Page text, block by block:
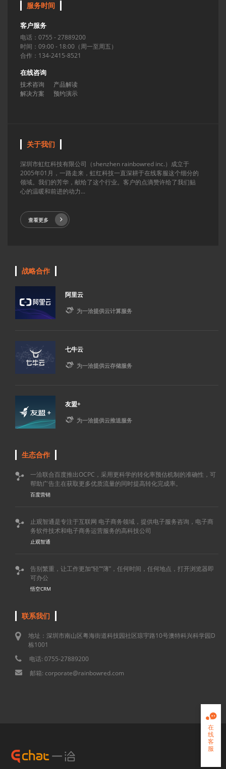
服务时间
客户服务
电话：0755 - 27889200
时间：09:00 - 18:00（周一至周五）
合作：134-2415-8521
在线咨询
技术咨询
产品解读
解决方案
预约演示
关于我们
深圳市虹红科技有限公司（shenzhen rainbowred inc.）成立于
2005年01月，一路走来，虹红科技一直深耕于在线客服这个细分的
领域。我们的芳华，献给了这个行业。客户的点滴赞许给了我们贴
心的温暖和前进的动力...
查看更多
战略合作
阿里云
 为一洽提供云计算服务
七牛云
 为一洽提供云存储服务
友盟+
 为一洽提供云推送服务
生态合作

一洽联合百度推出OCPC，采用更科学的转化率预估机制的准确性，可
帮助广告主在获取更多优质流量的同时提高转化完成率。
百度营销

止观智通是专注于互联网 电子商务领域，提供电子服务咨询，电子商
务软件技术和电子商务运营服务的高科技公司
止观智通

告别繁重，让工作更加“轻”“薄”，任何时间，任何地点，打开浏览器即
可办公
悟空CRM
联系我们
地址：深圳市南山区粤海街道科技园社区琼宇路10号澳特科兴科学园D
栋1001
电话: 0755-27889200
邮箱: corporate@rainbowred.com

在
线
客
服